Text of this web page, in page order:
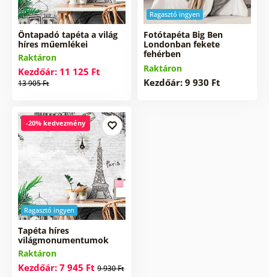
Öntapadó tapéta a világ
híres műemlékei
Raktáron
Kezdőár: 11 125 Ft
13 905 Ft
Ragasztó ingyen
Fotótapéta Big Ben
Londonban fekete
fehérben
Raktáron
Kezdőár: 9 930 Ft
Ragasztó ingyen
-20% kedvezmény
Tapéta híres
világmonumentumok
Raktáron
Kezdőár: 7 945 Ft 9 930 Ft